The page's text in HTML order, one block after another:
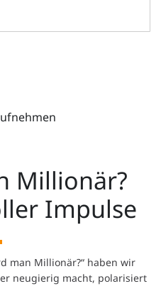
Millionär?
Impulse
man Millionär?“ haben wir
neugierig macht, polarisiert